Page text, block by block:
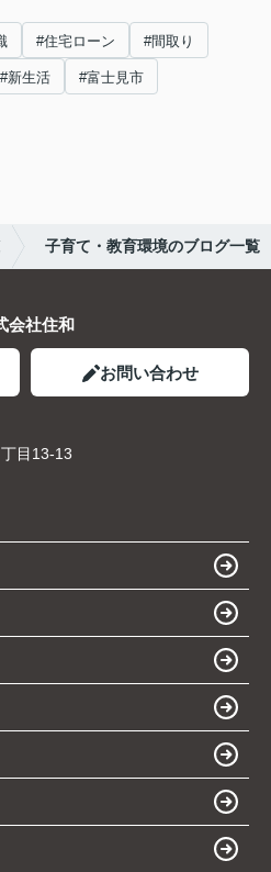
#住宅ローン #間取り
#新生活 #富士見市
子育て・教育環境のブログ一覧
会社住和
お問い合わせ
目13-13